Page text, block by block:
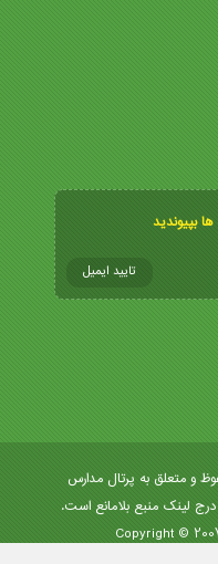
بپیوندید
و متعلق به پرتال مدارس
درج لینک منبع بلامانع است.